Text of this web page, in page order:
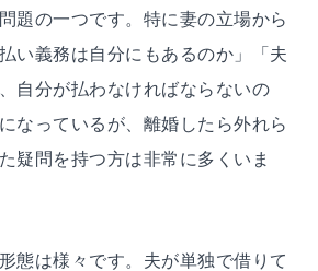
題の一つです。特に妻の立場から
い義務は自分にもあるのか」「夫
自分が払わなければならないの
なっているが、離婚したら外れら
疑問を持つ方は非常に多くいま
態は様々です。夫が単独で借りて